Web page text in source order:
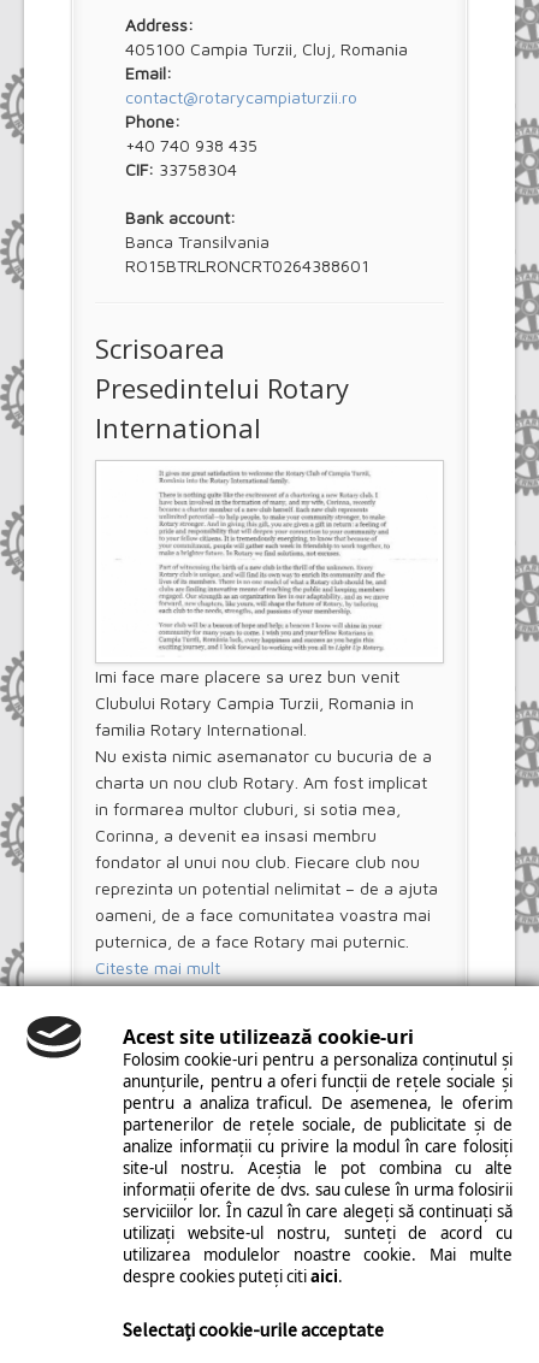
Address:
405100 Campia Turzii, Cluj, Romania
Email:
contact@rotarycampiaturzii.ro
Phone:
+40 740 938 435
CIF: 33758304
Bank account:
Banca Transilvania
RO15BTRLRONCRT0264388601
Scrisoarea
Presedintelui Rotary
International
Imi face mare placere sa urez bun venit
Clubului Rotary Campia Turzii, Romania in
familia Rotary International.
Nu exista nimic asemanator cu bucuria de a
charta un nou club Rotary. Am fost implicat
in formarea multor cluburi, si sotia mea,
Corinna, a devenit ea insasi membru
fondator al unui nou club. Fiecare club nou
reprezinta un potential nelimitat – de a ajuta
oameni, de a face comunitatea voastra mai
puternica, de a face Rotary mai puternic.
Citeste mai mult
Copyright © 2014 Rotary Câmpia Turzii. All Rights
Reserved. | Realizat dePMAINFO|Modificare
cookies
Acest site utilizează cookie-uri
Folosim cookie-uri pentru a personaliza conținutul și
anunțurile, pentru a oferi funcții de rețele sociale și
pentru a analiza traficul. De asemenea, le oferim
partenerilor de rețele sociale, de publicitate și de
analize informații cu privire la modul în care folosiți
site-ul nostru. Aceștia le pot combina cu alte
informații oferite de dvs. sau culese în urma folosirii
serviciilor lor. În cazul în care alegeți să continuați să
utilizați website-ul nostru, sunteți de acord cu
utilizarea modulelor noastre cookie. Mai multe
despre cookies puteți citiaici.
Selectați cookie-urile acceptate